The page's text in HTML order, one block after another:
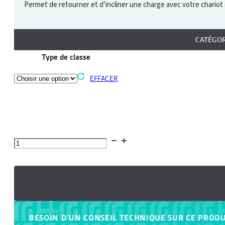
Permet de retourner et d’incliner une charge avec votre chariot
Type de classe
EFFACER
quantité
Retourneur
rotatif
BESOIN D'UN CONSEIL TECHNIQUE SUR CE